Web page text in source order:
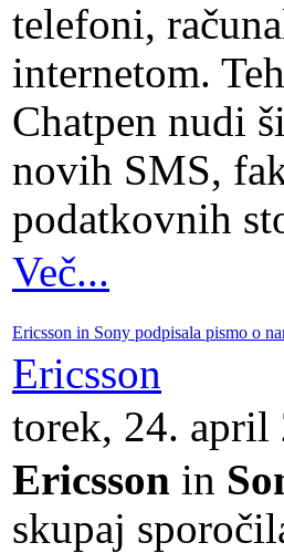
telefoni,
internetom.
Chatpen nudi
novih SMS,
podatkovnih
Več...
Ericsson in Sony podpisala pismo o
Ericsson
torek, 24. april
Ericsson in
skupaj